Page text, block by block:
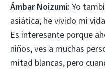
Ámbar Noizumi: Yo
asiática; he vivido mi
Es interesante porque
niños, ves a muchas
mitad blancas, pero